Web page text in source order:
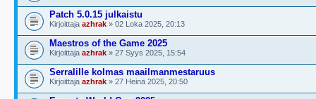
Patch 5.0.15 julkaistu
Kirjoittaja azhrak » 02 Loka 2025, 20:13
Maestros of the Game 2025
Kirjoittaja azhrak » 27 Syys 2025, 15:54
Serralille kolmas maailmanmestaruus
Kirjoittaja azhrak » 27 Heinä 2025, 20:50